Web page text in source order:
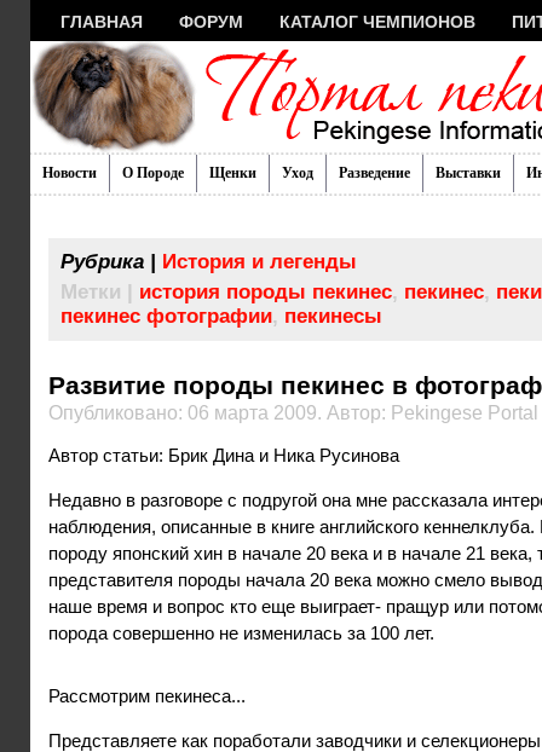
ГЛАВНАЯ ФОРУМ КАТАЛОГ ЧЕМПИОНОВ
Новости О Породе Щенки Уход Разведение Выставки
Рубрика | История и легенды
Метки | история породы пекинес, пекинес,
пекинес фотографии, пекинесы
Развитие породы пекинес в
Опубликовано: 06 марта 2009. Автор: Pekingese Portal
Автор статьи: Брик Дина и Ника Русинова
Недавно в разговоре с подругой она мне рассказала
наблюдения, описанные в книге английского кеннелклуба.
породу японский хин в начале 20 века и в начале 21 века,
представителя породы начала 20 века можно смело
наше время и вопрос кто еще выиграет- пращур или
порода совершенно не изменилась за 100 лет.
Рассмотрим пекинеса...
Представляете как поработали заводчики и